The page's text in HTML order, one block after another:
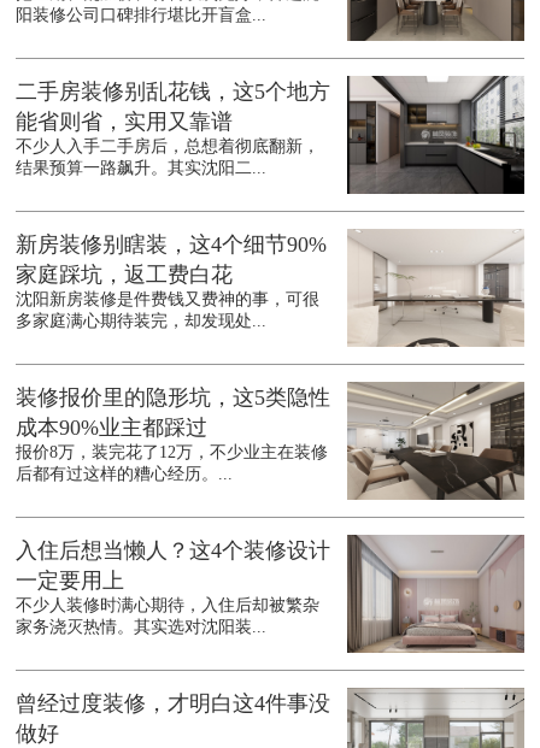
阳装修公司口碑排行堪比开盲盒...
二手房装修别乱花钱，这5个地方
能省则省，实用又靠谱
不少人入手二手房后，总想着彻底翻新，
结果预算一路飙升。其实沈阳二...
新房装修别瞎装，这4个细节90%
家庭踩坑，返工费白花
沈阳新房装修是件费钱又费神的事，可很
多家庭满心期待装完，却发现处...
装修报价里的隐形坑，这5类隐性
成本90%业主都踩过
报价8万，装完花了12万，不少业主在装修
后都有过这样的糟心经历。...
入住后想当懒人？这4个装修设计
一定要用上
不少人装修时满心期待，入住后却被繁杂
家务浇灭热情。其实选对沈阳装...
曾经过度装修，才明白这4件事没
做好